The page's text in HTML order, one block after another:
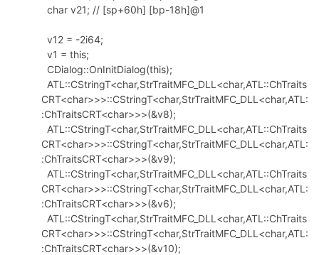
char v21; // [sp+60h] [bp-18h]@1
v12 = -2i64;
v1 = this;
CDialog::OnInitDialog(this);
ATL::CStringT<char,StrTraitMFC_DLL<char,ATL::ChTraits
CRT<char>>>::CStringT<char,StrTraitMFC_DLL<char,ATL:
:ChTraitsCRT<char>>>(&v8);
ATL::CStringT<char,StrTraitMFC_DLL<char,ATL::ChTraits
CRT<char>>>::CStringT<char,StrTraitMFC_DLL<char,ATL:
:ChTraitsCRT<char>>>(&v9);
ATL::CStringT<char,StrTraitMFC_DLL<char,ATL::ChTraits
CRT<char>>>::CStringT<char,StrTraitMFC_DLL<char,ATL:
:ChTraitsCRT<char>>>(&v6);
ATL::CStringT<char,StrTraitMFC_DLL<char,ATL::ChTraits
CRT<char>>>::CStringT<char,StrTraitMFC_DLL<char,ATL:
:ChTraitsCRT<char>>>(&v10);